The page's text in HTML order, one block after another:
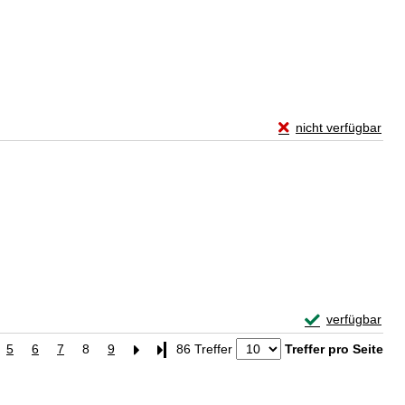
nicht verfügbar
Exemplar-Details
verfügbar
Exemplar-
Zum Download
5 6 7 8 9 Letzte Seite
86 Treffer Treffer pro Seite